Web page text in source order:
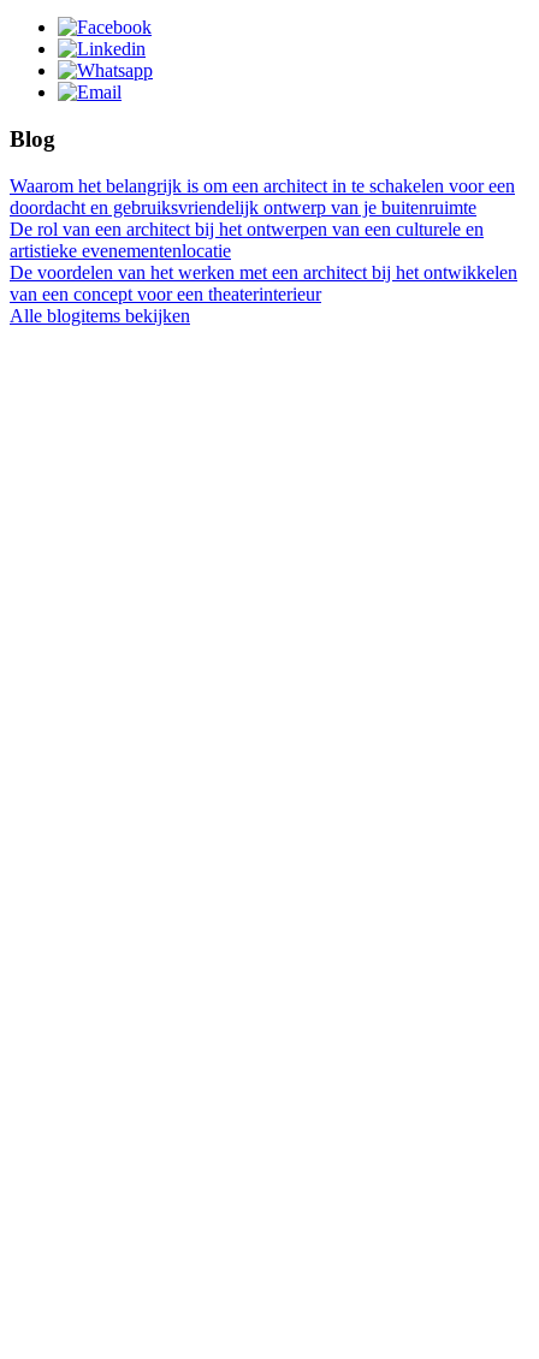
Blog
Waarom het belangrijk is om een architect in te schakelen voor een
doordacht en gebruiksvriendelijk ontwerp van je buitenruimte
De rol van een architect bij het ontwerpen van een culturele en
artistieke evenementenlocatie
De voordelen van het werken met een architect bij het ontwikkelen
van een concept voor een theaterinterieur
Alle blogitems bekijken